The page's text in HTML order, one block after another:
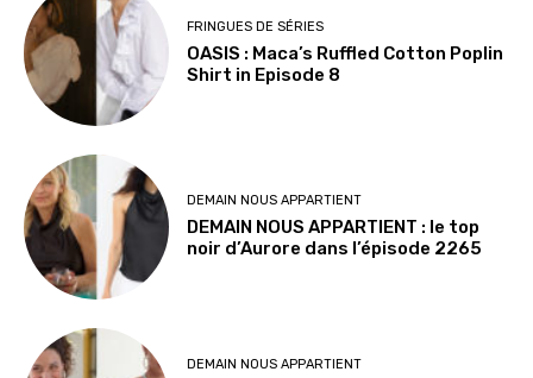
FRINGUES DE SÉRIES
OASIS : Maca’s Ruffled Cotton Poplin
Shirt in Episode 8
DEMAIN NOUS APPARTIENT
DEMAIN NOUS APPARTIENT : le top
noir d’Aurore dans l’épisode 2265
DEMAIN NOUS APPARTIENT